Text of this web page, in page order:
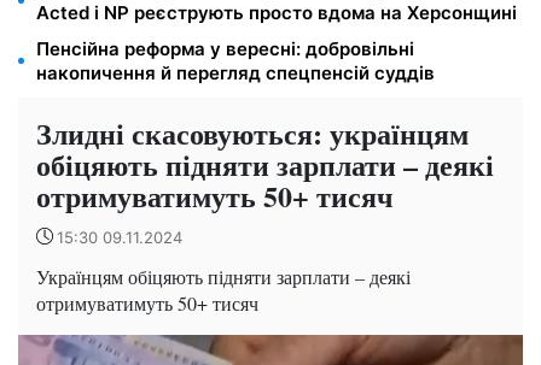
Acted і NP реєструють просто вдома на Херсонщині
Пенсійна реформа у вересні: добровільні
накопичення й перегляд спецпенсій суддів
Злидні скасовуються: українцям
обіцяють підняти зарплати – деякі
отримуватимуть 50+ тисяч
15:30 09.11.2024
Українцям обіцяють підняти зарплати – деякі
отримуватимуть 50+ тисяч